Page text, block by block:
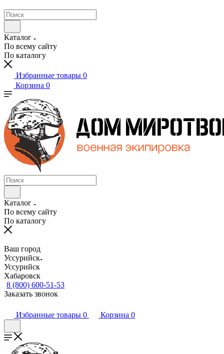
Каталог
По всему сайту
По каталогу
Избранные товары 0
Корзина 0
Каталог
По всему сайту
По каталогу
Ваш город
Уссурийск
Уссурийск
Хабаровск
8 (800) 600-51-53
Заказать звонок
Избранные товары 0 Корзина 0